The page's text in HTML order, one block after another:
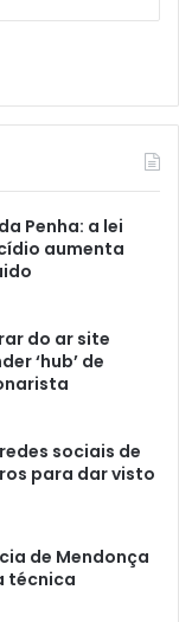
Penha: a lei
aumenta
do ar site
‘hub’ de
sociais de
para dar visto
de Mendonça
técnica